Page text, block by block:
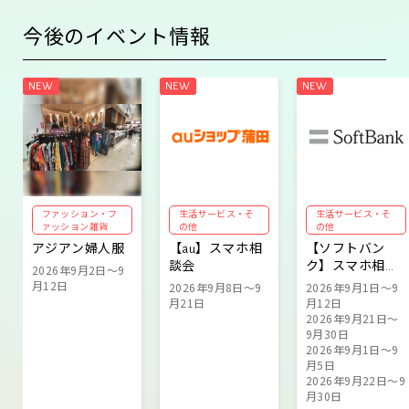
今後のイベント情報
ファッション・フ
ァッション雑貨
アジアン婦人服
2026年9月2日～9
月12日
生活サービス・そ
の他
【au】スマホ相
談会
2026年9月8日～9
月21日
生活サービス・そ
の他
【ソフトバン
ク】スマホ相談
会
2026年9月1日～9
月12日
2026年9月21日～
9月30日
2026年9月1日～9
月5日
2026年9月22日～9
月30日